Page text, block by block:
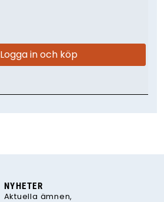
Logga in och köp
NYHETER
Aktuella ämnen,